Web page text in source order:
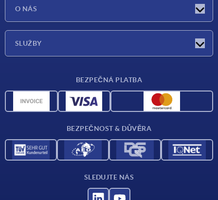
O NÁS
SLUŽBY
CAD data
BEZPEČNÁ PLATBA
BEZPEČNOST & DŮVĚRA
SLEDUJTE NÁS